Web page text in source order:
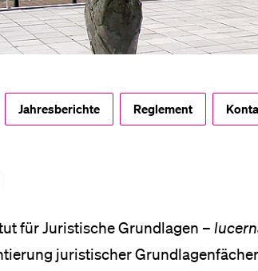
Jahresberichte Reglement
für Juristische Grundlagen –
juristischer
Mitarbeitende
Alumni
Förderer